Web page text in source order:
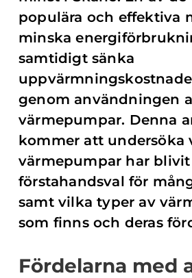
populära och effektiva
minska
samtidigt sänka
genom användningen
värmepumpar. Denna
kommer att undersöka
värmepumpar har
förstahandsval för
samt vilka typer av
som finns och deras
Fördelarna med